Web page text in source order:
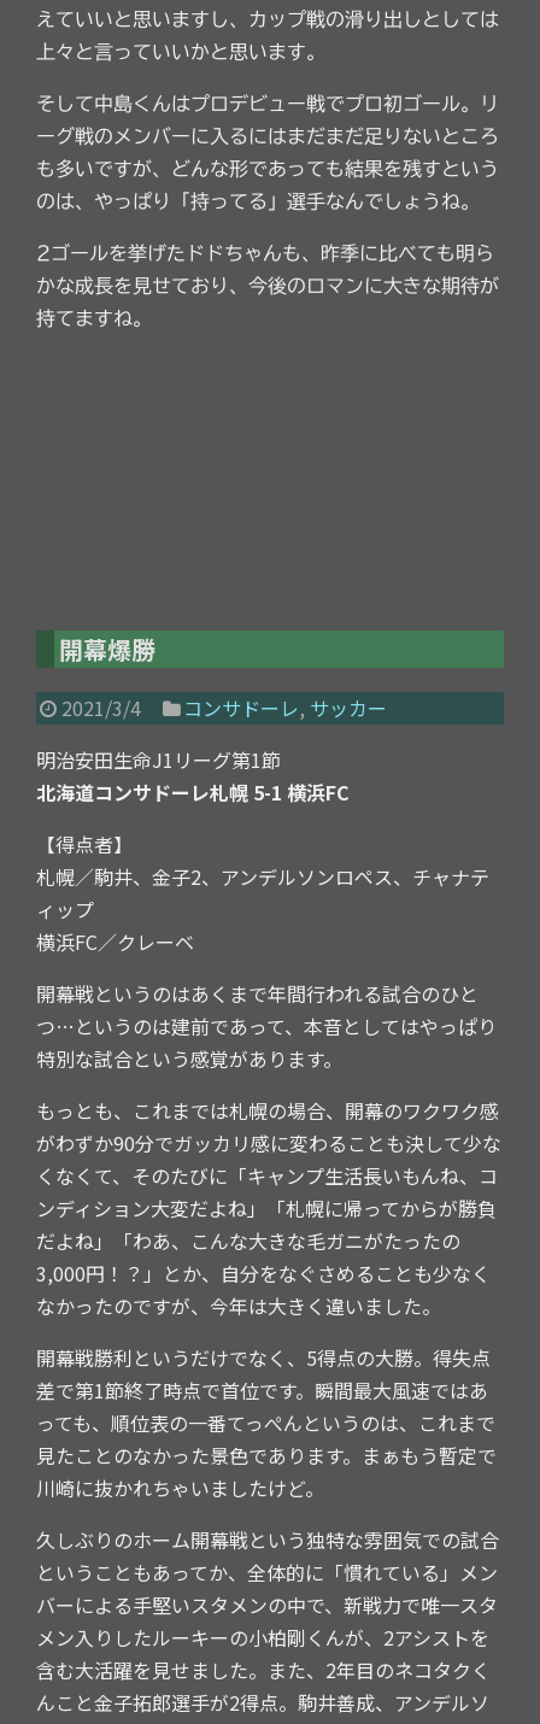
えていいと思いますし、カップ戦の滑り出しとしては
上々と言っていいかと思います。
そして中島くんはプロデビュー戦でプロ初ゴール。リ
ーグ戦のメンバーに入るにはまだまだ足りないところ
も多いですが、どんな形であっても結果を残すという
のは、やっぱり「持ってる」選手なんでしょうね。
2ゴールを挙げたドドちゃんも、昨季に比べても明ら
かな成長を見せており、今後のロマンに大きな期待が
持てますね。
開幕爆勝
2021/3/4 コンサドーレ, サッカー
明治安田生命J1リーグ第1節
北海道コンサドーレ札幌 5-1 横浜FC
【得点者】
札幌／駒井、金子2、アンデルソンロペス、チャナテ
ィップ
横浜FC／クレーベ
開幕戦というのはあくまで年間行われる試合のひと
つ…というのは建前であって、本音としてはやっぱり
特別な試合という感覚があります。
もっとも、これまでは札幌の場合、開幕のワクワク感
がわずか90分でガッカリ感に変わることも決して少な
くなくて、そのたびに「キャンプ生活長いもんね、コ
ンディション大変だよね」「札幌に帰ってからが勝負
だよね」「わあ、こんな大きな毛ガニがたったの
3,000円！？」とか、自分をなぐさめることも少なく
なかったのですが、今年は大きく違いました。
開幕戦勝利というだけでなく、5得点の大勝。得失点
差で第1節終了時点で首位です。瞬間最大風速ではあ
っても、順位表の一番てっぺんというのは、これまで
見たことのなかった景色であります。まぁもう暫定で
川崎に抜かれちゃいましたけど。
久しぶりのホーム開幕戦という独特な雰囲気での試合
ということもあってか、全体的に「慣れている」メン
バーによる手堅いスタメンの中で、新戦力で唯一スタ
メン入りしたルーキーの小柏剛くんが、2アシストを
含む大活躍を見せました。また、2年目のネコタクく
んこと金子拓郎選手が2得点。駒井善成、アンデルソ